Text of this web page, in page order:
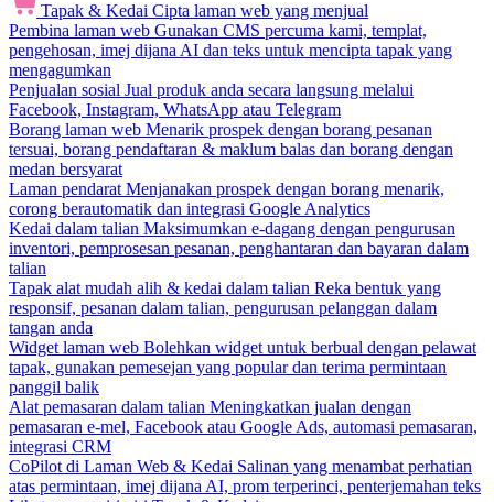
Tapak & Kedai Cipta laman web yang menjual
Pembina laman web Gunakan CMS percuma kami, templat,
pengehosan, imej dijana AI dan teks untuk mencipta tapak yang
mengagumkan
Penjualan sosial Jual produk anda secara langsung melalui
Facebook, Instagram, WhatsApp atau Telegram
Borang laman web Menarik prospek dengan borang pesanan
tersuai, borang pendaftaran & maklum balas dan borang dengan
medan bersyarat
Laman pendarat Menjanakan prospek dengan borang menarik,
corong berautomatik dan integrasi Google Analytics
Kedai dalam talian Maksimumkan e-dagang dengan pengurusan
inventori, pemprosesan pesanan, penghantaran dan bayaran dalam
talian
Tapak alat mudah alih & kedai dalam talian Reka bentuk yang
responsif, pesanan dalam talian, pengurusan pelanggan dalam
tangan anda
Widget laman web Bolehkan widget untuk berbual dengan pelawat
tapak, gunakan pemesejan yang popular dan terima permintaan
panggil balik
Alat pemasaran dalam talian Meningkatkan jualan dengan
pemasaran e-mel, Facebook atau Google Ads, automasi pemasaran,
integrasi CRM
CoPilot di Laman Web & Kedai Salinan yang menambat perhatian
atas permintaan, imej dijana AI, prom terperinci, penterjemahan teks